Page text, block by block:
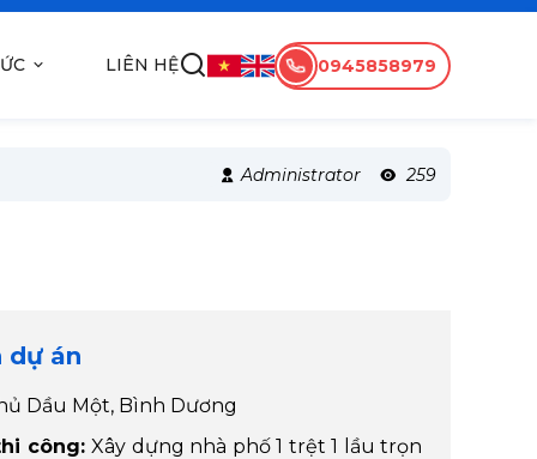
LIÊN HỆ 0945858979
Administrator 259
dự án
Dầu Một, Bình Dương
công: Xây dựng nhà phố 1 trệt 1 lầu trọn